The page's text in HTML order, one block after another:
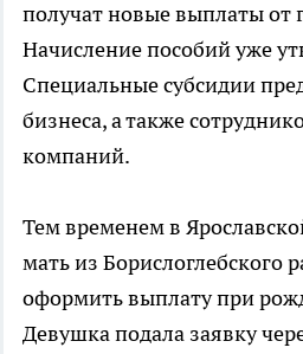
получат новые выплаты от
Начисление пособий уже
Специальные субсидии
бизнеса, а также
компаний.
Тем временем в
мать из Борислоглебского
оформить выплату при
Девушка подала заявку